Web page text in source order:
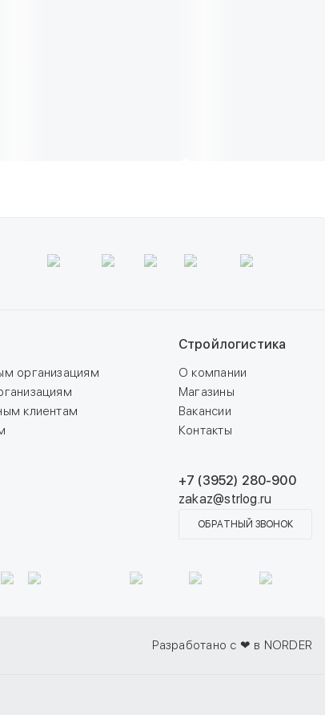
организациям
клиентам
Стройлогистика
О компании
Магазины
Вакансии
Контакты
+7 (3952) 280-900
zakaz@strlog.ru
ОБРАТНЫЙ ЗВОНОК
Разработано с ❤ в NORDER